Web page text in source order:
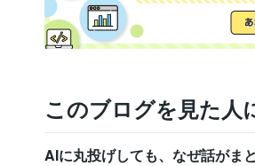
このブログを見た人
AIに丸投げしても、なぜ話がま